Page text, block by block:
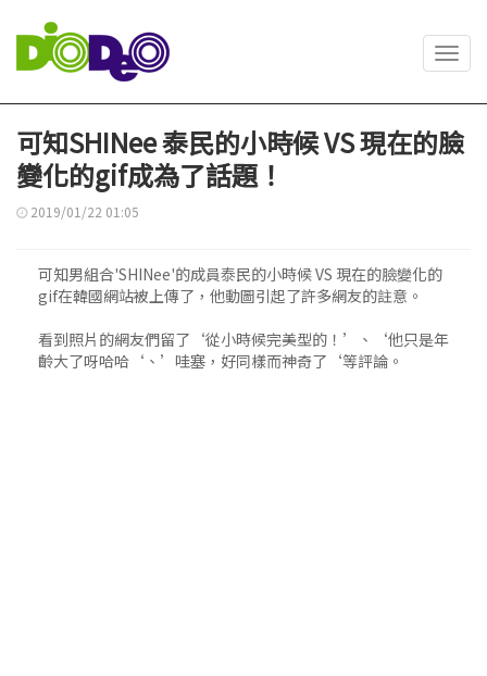
可知SHINee 泰民的小時候 VS 現在的臉
變化的gif成為了話題！
2019/01/22 01:05
可知男組合'SHINee'的成員泰民的小時候 VS 現在的臉變化的
gif在韓國網站被上傳了，他動圖引起了許多網友的註意。
看到照片的網友們留了‘從小時候完美型的！’、‘他只是年
齡大了呀哈哈‘、’哇塞，好同樣而神奇了‘等評論。